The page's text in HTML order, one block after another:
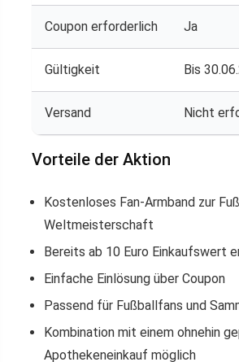
Coupon erforderlich Ja
Gültigkeit Bis
Versand Nicht
Vorteile der Aktion
Kostenloses Fan-Armband zur
Weltmeisterschaft
Bereits ab 10 Euro Einkaufswert
Einfache Einlösung über Coupon
Passend für Fußballfans und
Kombination mit einem ohnehin
Apothekeneinkauf möglich